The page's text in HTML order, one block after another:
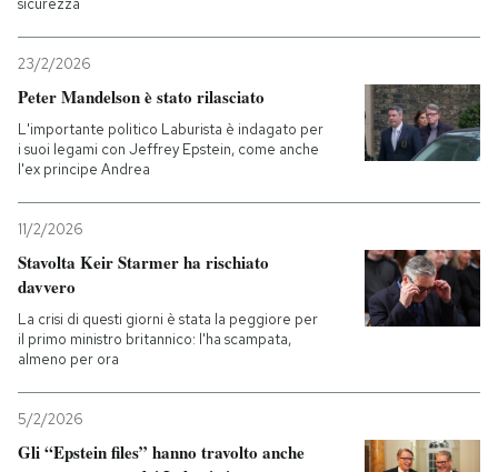
Cultura
Economia
Altrecose
PODCAST
I MIEI PREFERITI
SHOP
CALENDARIO
sicurezza
23/2/2026
Peter Mandelson è stato rilasciato
L'importante politico Laburista è indagato per
i suoi legami con Jeffrey Epstein, come anche
l'ex principe Andrea
11/2/2026
Stavolta Keir Starmer ha rischiato
davvero
La crisi di questi giorni è stata la peggiore per
il primo ministro britannico: l'ha scampata,
almeno per ora
5/2/2026
Gli “Epstein files” hanno travolto anche